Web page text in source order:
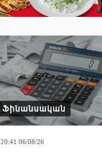
Ֆինանսական
20:41 06/08/26